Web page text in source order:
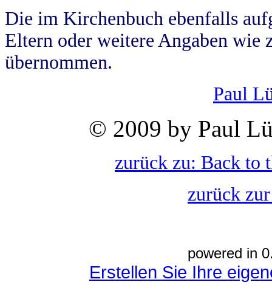
Die im Kirchenbuch ebenfalls
Eltern oder weitere Angaben wie
übernommen.
Paul
© 2009 by Paul
zurück zu: Back to
zurück
powered in
Erstellen Sie Ihre